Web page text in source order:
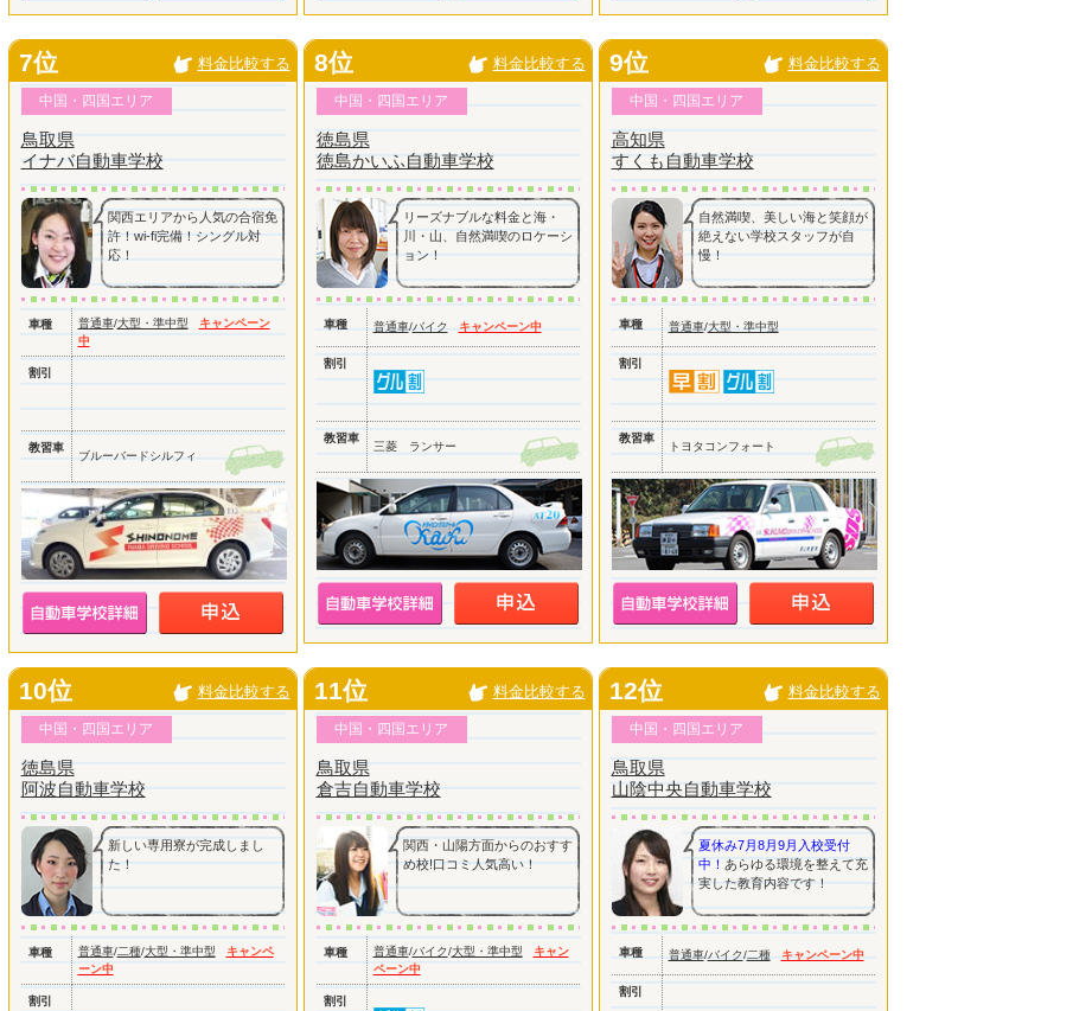
7位 料金比較する
中国・四国エリア
鳥取県
イナバ自動車学校
関西エリアから人気の合宿免
許！wi-fi完備！シングル対
応！
車種 普通車/大型・準中型
キャンペーン
中
割引
教習車
ブルーバードシルフィ
8位 料金比較する
中国・四国エリア
徳島県
徳島かいふ自動車学校
リーズナブルな料金と海・
川・山、自然満喫のロケーシ
ョン！
車種 普通車/バイク キャンペーン中
割引
教習車
三菱 ランサー
9位 料金比較する
中国・四国エリア
高知県
すくも自動車学校
自然満喫、美しい海と笑顔が
絶えない学校スタッフが自
慢！
車種 普通車/大型・準中型
割引
教習車
トヨタコンフォート
10位 料金比較する
中国・四国エリア
徳島県
阿波自動車学校
新しい専用寮が完成しまし
た！
車種 普通車/二種/大型・準中型
キャンペ
ーン中
割引
11位 料金比較する
中国・四国エリア
鳥取県
倉吉自動車学校
関西・山陽方面からのおすす
め校!口コミ人気高い！
車種 普通車/バイク/大型・準中型
キャン
ペーン中
割引
12位 料金比較する
中国・四国エリア
鳥取県
山陰中央自動車学校
夏休み7月8月9月入校受付
中！ あらゆる環境を整えて充
実した教育内容です！
車種 普通車/バイク/二種 キャンペーン中
割引